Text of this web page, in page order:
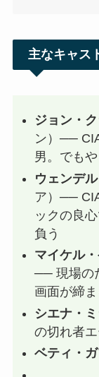
主なキャス
ジョン・
ン）──
男。でも
ウェンデ
ア）──
ックの良
負う
マイケル
── 現場の
画面が締ま
シエナ・
の切れ者
ベティ・